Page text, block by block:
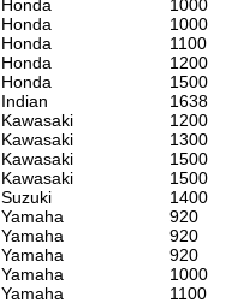
Honda
1000
Honda
1000
Honda
1100
Honda
1200
Honda
1500
Indian
1638
Kawasaki
1200
Kawasaki
1300
Kawasaki
1500
Kawasaki
1500
Suzuki
1400
Yamaha
920
Yamaha
920
Yamaha
920
Yamaha
1000
Yamaha
1100